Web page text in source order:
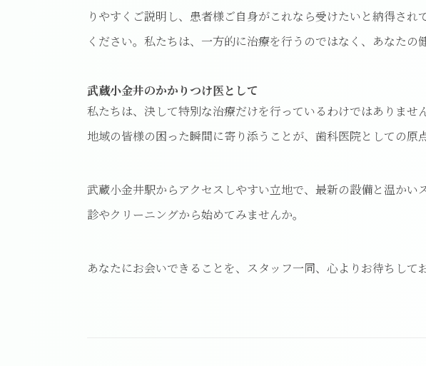
りやすくご説明し、患者様ご自身がこれなら受けたいと納得さ
ください。私たちは、一方的に治療を行うのではなく、あなたの
武蔵小金井のかかりつけ医として
私たちは、決して特別な治療だけを行っているわけではありませ
地域の皆様の困った瞬間に寄り添うことが、歯科医院としての原
武蔵小金井駅からアクセスしやすい立地で、最新の設備と温か
診やクリーニングから始めてみませんか。
あなたにお会いできることを、スタッフ一同、心よりお待ちしてお